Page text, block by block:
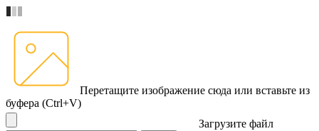
Перетащите изображение сюда или вставьте из
буфера (Ctrl+V)
Загрузите файл